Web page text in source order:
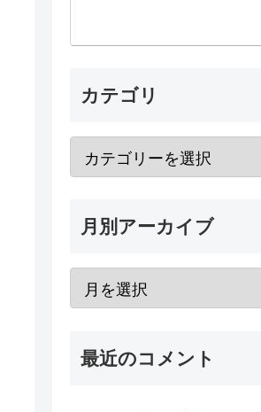
カテゴリ
月別アーカイブ
最近のコメント